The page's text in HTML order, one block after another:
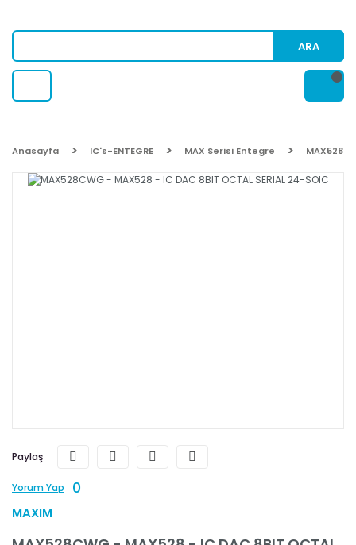
ARA
Anasayfa IC's-ENTEGRE MAX Serisi Entegre
Paylaş
Yorum Yap 0
MAXIM